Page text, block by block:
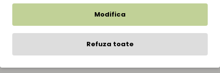
face parte din oferta de produse a magazinului nostru
|Condimente|Ghimbir maruntit 50g|
Ghimbir maruntit 50g
Modifica
Refuza toate